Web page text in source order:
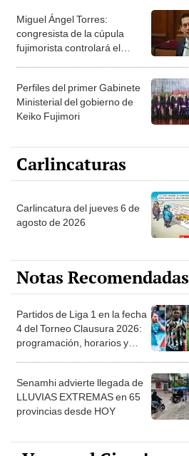
Miguel Ángel Torres:
congresista de la cúpula
fujimorista controlará el
Perfiles del primer Gabinete
Ministerial del gobierno de
Keiko Fujimori
Carlincaturas
Carlincatura del jueves 6 de
agosto de 2026
Notas Recomendadas
Partidos de Liga 1 en la fecha
4 del Torneo Clausura 2026:
programación, horarios y
Senamhi advierte llegada de
LLUVIAS EXTREMAS en 65
provincias desde HOY